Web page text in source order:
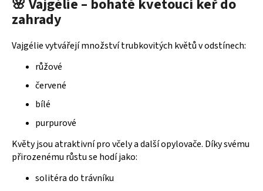
p
k
🌸 Vajgélie – bohatě kvetoucí keř do
zahrady
Vajgélie vytvářejí množství trubkovitých květů v odstínech:
růžové
červené
bílé
purpurové
Květy jsou atraktivní pro včely a další opylovače. Díky svému
přirozenému růstu se hodí jako:
solitéra do trávníku